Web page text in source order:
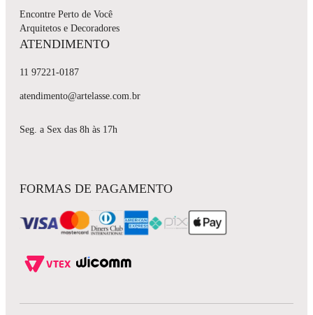
Encontre Perto de Você
Arquitetos e Decoradores
ATENDIMENTO
11 97221-0187
atendimento@artelasse.com.br
Seg. a Sex das 8h às 17h
FORMAS DE PAGAMENTO